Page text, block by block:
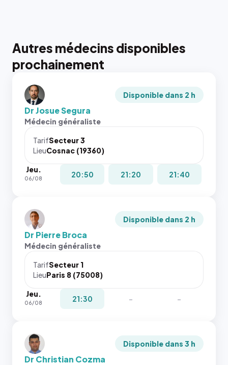
Autres médecins disponibles
prochainement
Disponible dans 2 h
Dr Josue Segura
Médecin généraliste
TarifSecteur 3
LieuCosnac (19360)
Jeu.
06/08 20:50 21:20 21:40
Disponible dans 2 h
Dr Pierre Broca
Médecin généraliste
TarifSecteur 1
LieuParis 8 (75008)
Jeu.
06/08 21:30 - -
Disponible dans 3 h
Dr Christian Cozma